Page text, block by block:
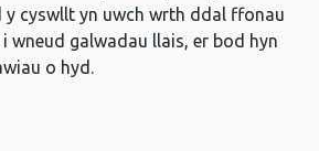
y cyswllt yn uwch wrth ddal ffonau
wneud galwadau llais, er bod hyn
o hyd.